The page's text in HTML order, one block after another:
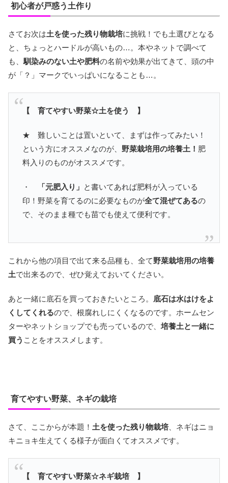
初心者が戸惑う土作り
さてお次は土を使った残り物栽培に挑戦！でも土選びとなる
と、ちょっとハードルが高いもの…。本やネットで調べて
も、 馴染みのない土や肥料の名前や効果が出てきて、頭の中
が「？」マークでいっぱいになることも…。
【 育てやすい野菜☆土を使う 】
★ 難しいことは置いといて、まずは作ってみたい！
という方にオススメなのが、 野菜栽培用の培養土！ 肥
料入りのものがオススメです。
・ 「元肥入り」 と書いてあれば肥料が入っている
印！野菜を育てるのに必要なものが全て混ぜてあるの
で、そのまま種でも苗でも使えて便利です。
これから他の項目で出て来る品種も、全て野菜栽培用の培養
土で出来るので、ぜひ覚えておいてください。
あと一緒に底石を買っておきたいところ。 底石は水はけをよ
くしてくれるので、根腐れしにくくなるのです。ホームセン
ターやネットショップでも売っているので、培養土と一緒に
買う ことをオススメします。
育てやすい野菜、ネギの栽培
さて、ここからが本題！ 土を使った残り物栽培、ネギはニョ
キニョキ生えてくる様子が面白くてオススメです。
【 育てやすい野菜☆ネギ栽培 】